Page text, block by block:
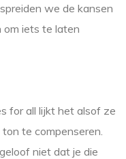
we de kansen
om iets te laten
for all lijkt het alsof ze
te compenseren.
niet dat je die